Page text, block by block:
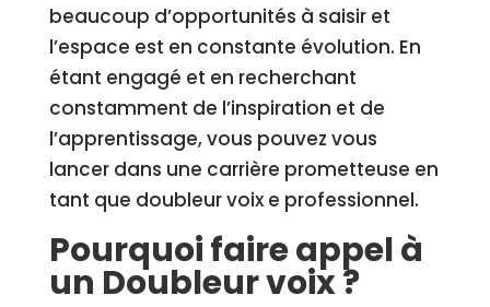
beaucoup d’opportunités à saisir et
l’espace est en constante évolution. En
étant engagé et en recherchant
constamment de l’inspiration et de
l’apprentissage, vous pouvez vous
lancer dans une carrière prometteuse en
tant que doubleur voix e professionnel.
Pourquoi faire appel à
un Doubleur voix ?